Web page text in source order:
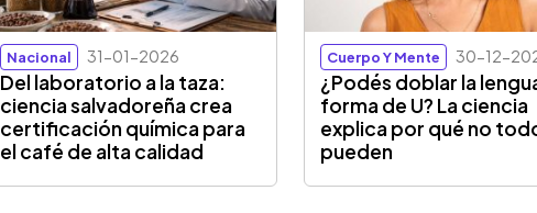
Nacional 31-01-2026
Del laboratorio a la taza:
ciencia salvadoreña crea
certificación química para
el café de alta calidad
Cuerpo Y Mente 30-12-
¿Podés doblar la
forma de U? La ciencia
explica por qué no
pueden